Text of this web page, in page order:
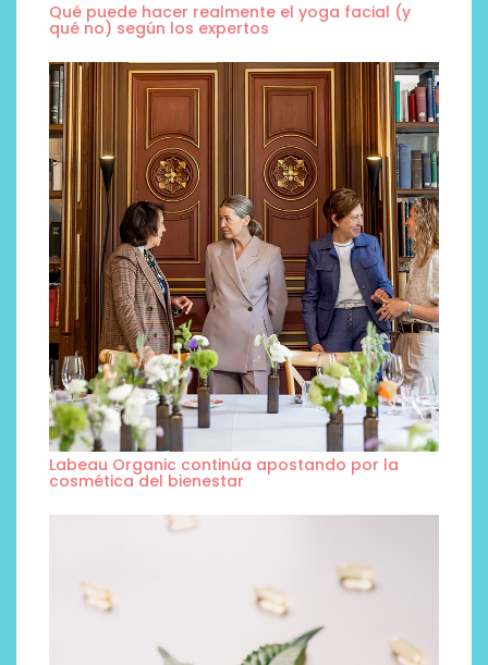
Qué puede hacer realmente el yoga facial (y
qué no) según los expertos
Labeau Organic continúa apostando por la
cosmética del bienestar